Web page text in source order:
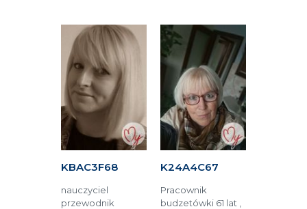
KBAC3F68
nauczyciel
przewodnik
K24A4C67
Pracownik
budzetówki 61 lat ,